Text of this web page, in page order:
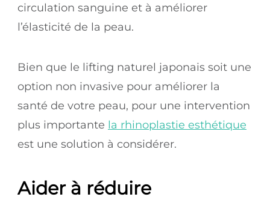
circulation sanguine et à améliorer
l’élasticité de la peau.
Bien que le lifting naturel japonais soit une
option non invasive pour améliorer la
santé de votre peau, pour une intervention
plus importante la rhinoplastie esthétique
est une solution à considérer.
Aider à réduire